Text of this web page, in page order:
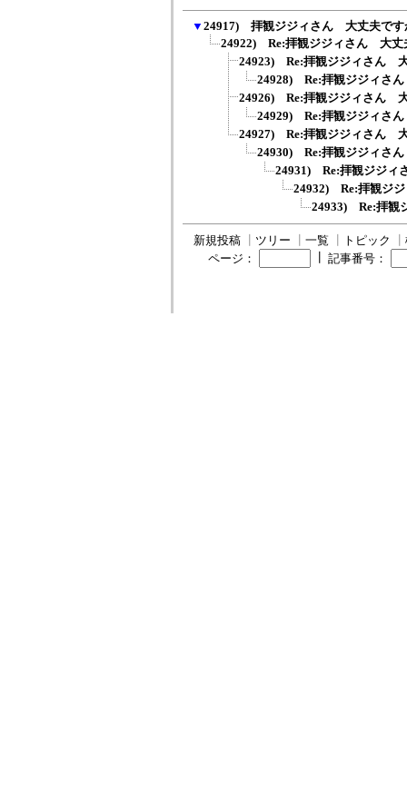
▼ 24917) 拝観ジジィさん 大丈夫です
24922) Re:拝観ジジィさん 大丈
24923) Re:拝観ジジィさん
24928) Re:拝観ジジィさ
24926) Re:拝観ジジィさん
24929) Re:拝観ジジィさ
24927) Re:拝観ジジィさん
24930) Re:拝観ジジィさ
24931) Re:拝観ジジィ
24932) Re:拝観ジ
24933) Re:拝観
新規投稿 ツリー 一覧 トピック
ページ：
記事番号：